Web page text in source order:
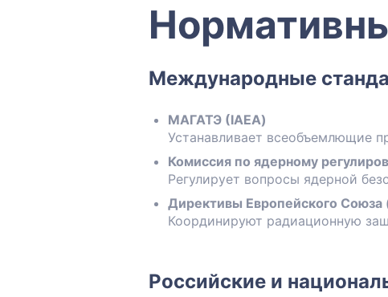
Международные
МАГАТЭ (IAEA)
Устанавливает всеобъемлющие
Комиссия по ядерному
Регулирует вопросы ядерной
Директивы Европейского Союза
Координируют радиационную
Российские и